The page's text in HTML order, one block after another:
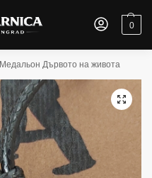
0
Медальон Дървото на живота